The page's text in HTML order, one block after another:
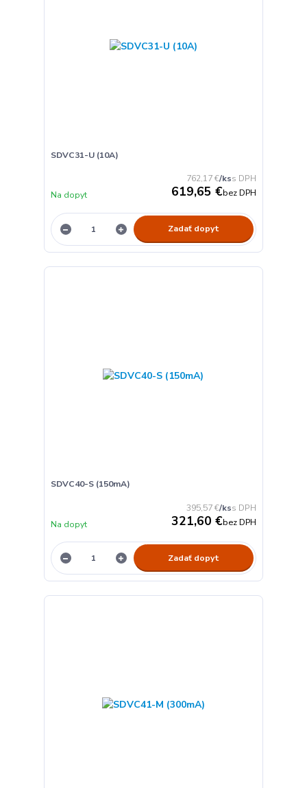
SDVC31-U (10A)
762,17 €/ks
619,65 €bez DPH
Na dopyt
Zadať dopyt
SDVC40-S (150mA)
395,57 €/ks
321,60 €bez DPH
Na dopyt
Zadať dopyt